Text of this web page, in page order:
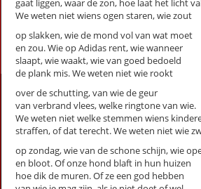
«First‹Previous
1 ›Next»Last
gaat liggen, waar de zon, hoe laat het licht
We weten niet wiens ogen staren, wie zout
op slakken, wie de mond vol van wat moet
en zou. Wie op Adidas rent, wie wanneer
slaapt, wie waakt, wie van goed bedoeld
de plank mis. We weten niet wie rookt
over de schutting, van wie de geur
van verbrand vlees, welke ringtone van wie.
We weten niet welke stemmen wiens
straffen, of dat terecht. We weten niet wie
op zondag, wie van de schone schijn, wie
en bloot. Of onze hond blaft in hun huizen
hoe dik de muren. Of ze een god hebben
Activiteiten
Lezingen door en over schrijvers
Stadsdichtersduo van Zeist
Boek & Film
Literatuurprijs Zeist
Leesclubs / leesgroepen